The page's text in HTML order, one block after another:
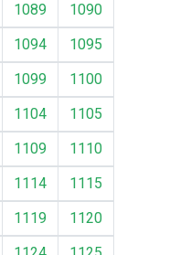
1089
1090
1094
1095
1099
1100
1104
1105
1109
1110
1114
1115
1119
1120